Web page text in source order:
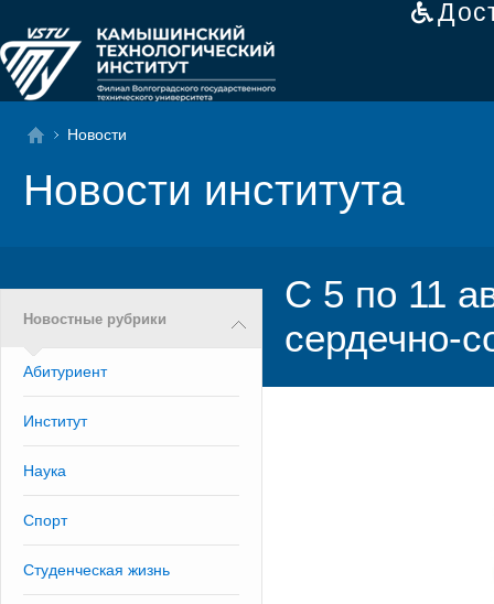
Новости
Новости института
Новостные рубрики
Абитуриент
Институт
Наука
Спорт
Студенческая жизнь
С 5 по 11
сердечно-